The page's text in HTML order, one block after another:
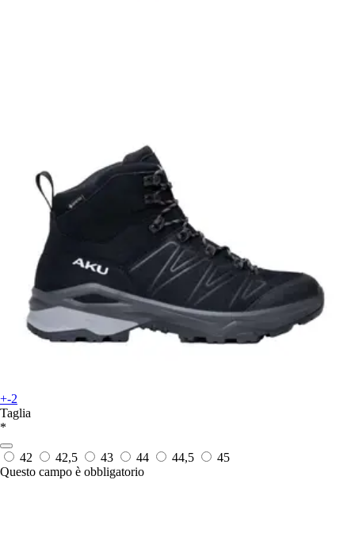
+-2
Taglia
*
42 42,5 43 44 44,5
45
Questo campo è obbligatorio